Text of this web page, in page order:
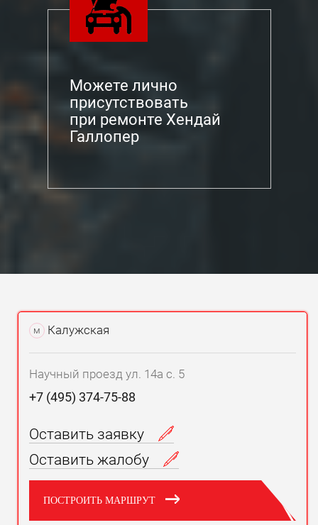
Можете лично
присутствовать
при ремонте Хендай
Галлопер
м Калужская
Научный проезд ул. 14а с. 5
+7 (495) 374-75-88
Оставить заявку
Оставить жалобу
ПОСТРОИТЬ МАРШРУТ